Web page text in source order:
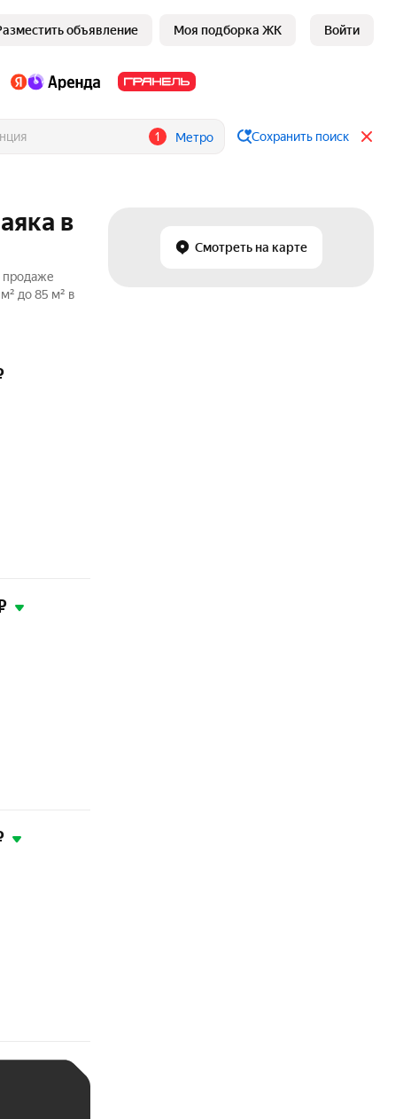
объявление Моя подборка ЖК Войти
1 Метро Сохранить поиск
Смотреть на карте
в
продаже
до 85 м² в